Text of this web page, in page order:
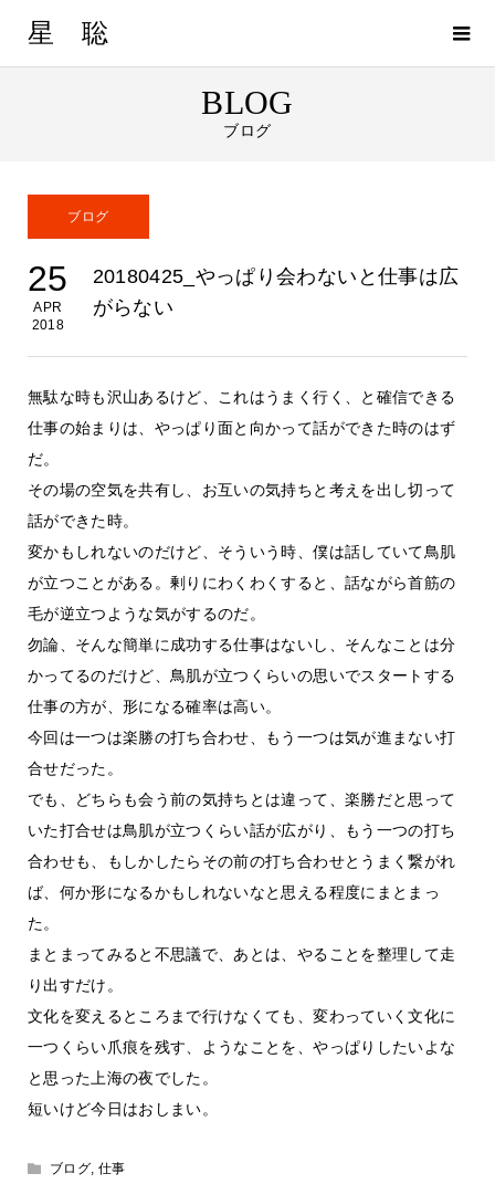
星 聡
BLOG
ブログ
ブログ
25
APR
2018
20180425_やっぱり会わないと仕事は広
がらない
無駄な時も沢山あるけど、これはうまく行く、と確信できる
仕事の始まりは、やっぱり面と向かって話ができた時のはず
だ。
その場の空気を共有し、お互いの気持ちと考えを出し切って
話ができた時。
変かもしれないのだけど、そういう時、僕は話していて鳥肌
が立つことがある。剰りにわくわくすると、話ながら首筋の
毛が逆立つような気がするのだ。
勿論、そんな簡単に成功する仕事はないし、そんなことは分
かってるのだけど、鳥肌が立つくらいの思いでスタートする
仕事の方が、形になる確率は高い。
今回は一つは楽勝の打ち合わせ、もう一つは気が進まない打
合せだった。
でも、どちらも会う前の気持ちとは違って、楽勝だと思って
いた打合せは鳥肌が立つくらい話が広がり、もう一つの打ち
合わせも、もしかしたらその前の打ち合わせとうまく繋がれ
ば、何か形になるかもしれないなと思える程度にまとまっ
た。
まとまってみると不思議で、あとは、やることを整理して走
り出すだけ。
文化を変えるところまで行けなくても、変わっていく文化に
一つくらい爪痕を残す、ようなことを、やっぱりしたいよな
と思った上海の夜でした。
短いけど今日はおしまい。
ブログ, 仕事